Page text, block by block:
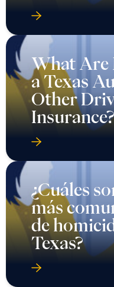
What Are
a Texas
Other
Insurance?
¿Cuáles
más
de
Texas?